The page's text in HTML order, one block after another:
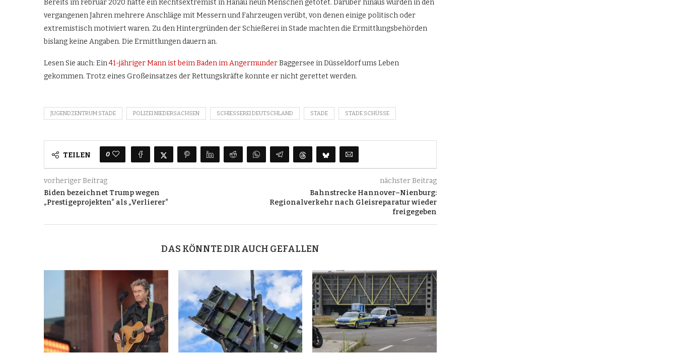
Bereits im Februar 2020 hatte ein Rechtsextremist in Hanau neun Menschen getötet. Darüber hinaus wurden in den
vergangenen Jahren mehrere Anschläge mit Messern und Fahrzeugen verübt, von denen einige politisch oder
extremistisch motiviert waren. Zu den Hintergründen der Schießerei in Stade machten die Ermittlungsbehörden
bislang keine Angaben. Die Ermittlungen dauern an.
Lesen Sie auch: Ein41-jähriger Mann ist beim Baden im AngermunderBaggersee in Düsseldorf ums Leben
gekommen. Trotz eines Großeinsatzes der Rettungskräfte konnte er nicht gerettet werden.
JUGENDZENTRUM STADE POLIZEI NIEDERSACHSEN SCHIESSEREI DEUTSCHLAND STADE STADE SCHÜSSE
TEILEN 0
vorheriger Beitrag
Biden bezeichnet Trump wegen
„Prestigeprojekten“ als „Verlierer“
nächster Beitrag
Bahnstrecke Hannover–Nienburg:
Regionalverkehr nach Gleisreparatur wieder
freigegeben
DAS KÖNNTE DIR AUCH GEFALLEN